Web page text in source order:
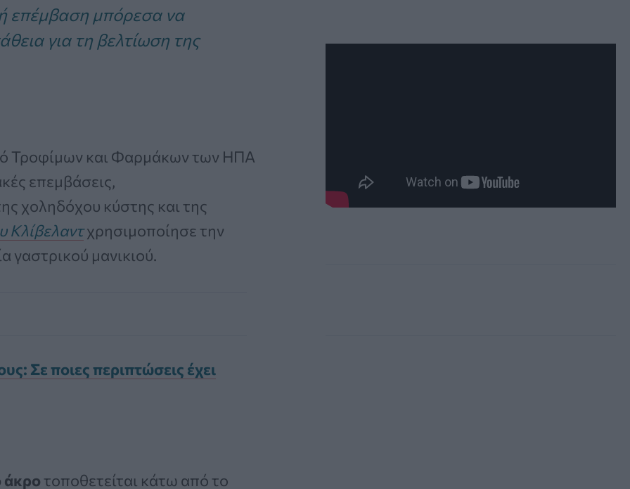
επέμβαση μπόρεσα να
για τη βελτίωση της
Τροφίμων και Φαρμάκων των ΗΠΑ
επεμβάσεις,
χοληδόχου κύστης και της
Κλίβελαντχρησιμοποίησε την
γαστρικού μανικιού.
Σε ποιες περιπτώσεις έχει
άκρο τοποθετείται κάτω από το